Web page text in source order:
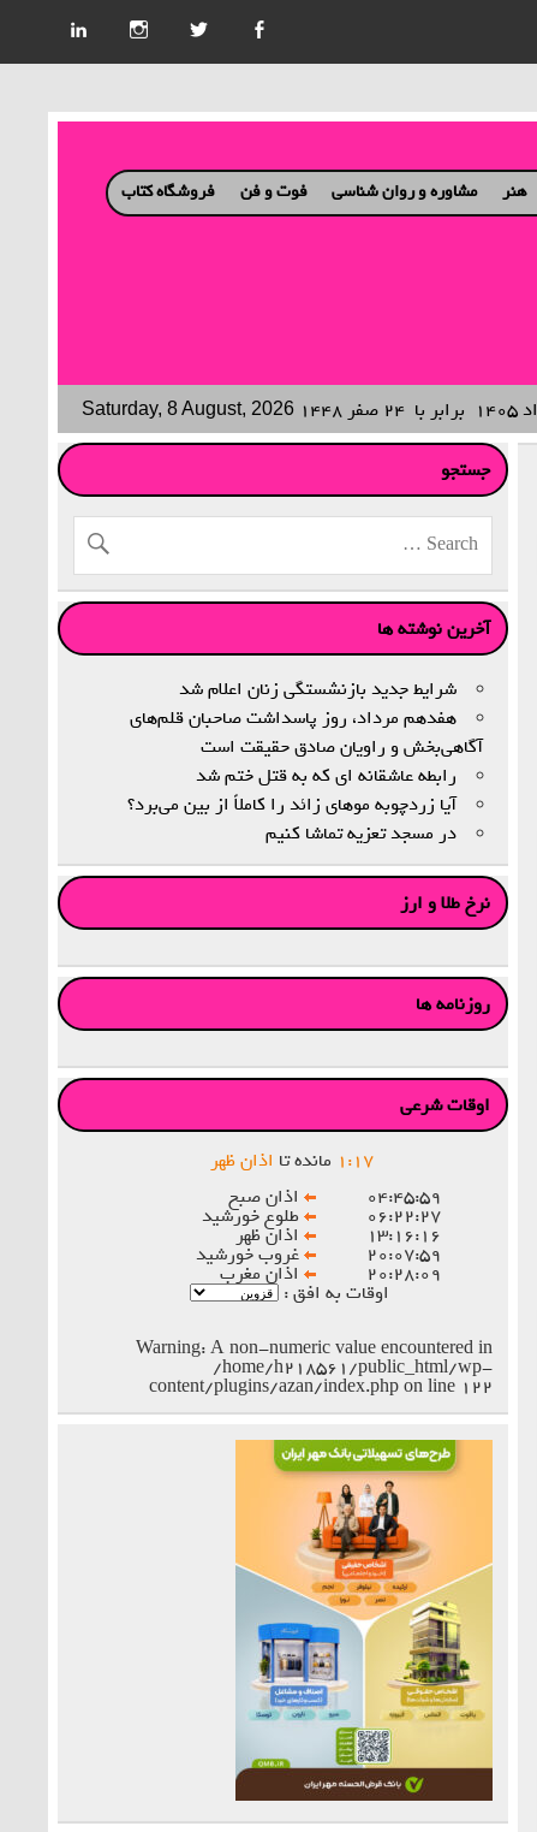
هنر مشاوره و روان شناسی فوت و فن فروشگاه کتاب
برابر با ۲۴ صفر ۱۴۴۸ Saturday, 8 August, 2026
جستجو
آخرین نوشته ها
شرایط جدید بازنشستگی زنان اعلام شد
هفدهم مرداد، روز پاسداشت صاحبان قلم‌های
آگاهی‌بخش و راویان صادق حقیقت است
رابطه عاشقانه ای که به قتل ختم شد
آیا زردچوبه موهای زائد را کاملاً از بین می‌برد؟
در مسجد تعزیه تماشا کنیم
نرخ طلا و ارز
روزنامه ها
اوقات شرعی
۱:۱۷ مانده تا اذان ظهر
۰۴:۴۵:۵۹
اذان صبح
۰۶:۲۲:۲۷ طلوع خورشید
۱۳:۱۶:۱۶ اذان ظهر
۲۰:۰۷:۵۹ غروب خورشید
۲۰:۲۸:۰۹ اذان مغرب
اوقات به افق :
Warning: A non-numeric value encountered in
/home/h218561/public_html/wp-
content/plugins/azan/index.phpon line ۱۲۲